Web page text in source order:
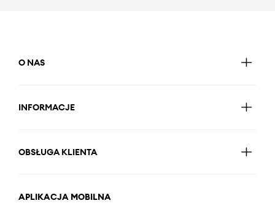
O NAS
INFORMACJE
OBSŁUGA KLIENTA
APLIKACJA MOBILNA